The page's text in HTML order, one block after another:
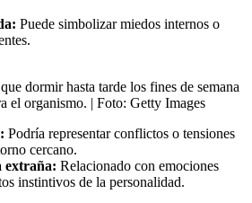
Puede simbolizar miedos internos o
dormir hasta tarde los fines de semana
el organismo. | Foto: Getty Images
Podría representar conflictos o tensiones
cercano.
extraña: Relacionado con emociones
instintivos de la personalidad.